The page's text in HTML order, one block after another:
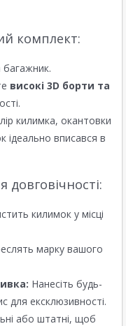
комплект:
багажник.
високі 3D борти та
килимка, окантовки
вписався в
довговічності:
килимок у місці
марку вашого
Нанесіть будь-
для ексклюзивності.
або штатні, щоб